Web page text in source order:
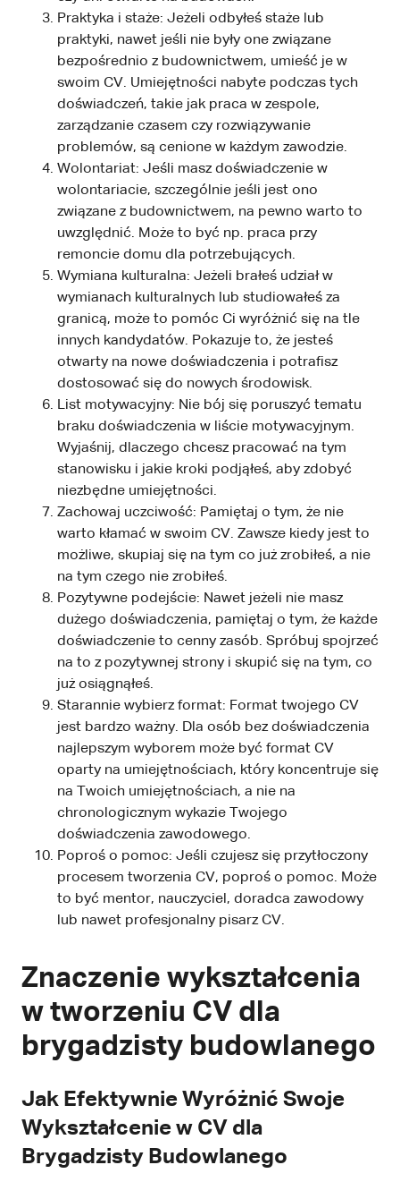
Praktyka i staże: Jeżeli odbyłeś staże lub
praktyki, nawet jeśli nie były one związane
bezpośrednio z budownictwem, umieść je w
swoim CV. Umiejętności nabyte podczas tych
doświadczeń, takie jak praca w zespole,
zarządzanie czasem czy rozwiązywanie
problemów, są cenione w każdym zawodzie.
Wolontariat: Jeśli masz doświadczenie w
wolontariacie, szczególnie jeśli jest ono
związane z budownictwem, na pewno warto to
uwzględnić. Może to być np. praca przy
remoncie domu dla potrzebujących.
Wymiana kulturalna: Jeżeli brałeś udział w
wymianach kulturalnych lub studiowałeś za
granicą, może to pomóc Ci wyróżnić się na tle
innych kandydatów. Pokazuje to, że jesteś
otwarty na nowe doświadczenia i potrafisz
dostosować się do nowych środowisk.
List motywacyjny: Nie bój się poruszyć tematu
braku doświadczenia w liście motywacyjnym.
Wyjaśnij, dlaczego chcesz pracować na tym
stanowisku i jakie kroki podjąłeś, aby zdobyć
niezbędne umiejętności.
Zachowaj uczciwość: Pamiętaj o tym, że nie
warto kłamać w swoim CV. Zawsze kiedy jest to
możliwe, skupiaj się na tym co już zrobiłeś, a nie
na tym czego nie zrobiłeś.
Pozytywne podejście: Nawet jeżeli nie masz
dużego doświadczenia, pamiętaj o tym, że każde
doświadczenie to cenny zasób. Spróbuj spojrzeć
na to z pozytywnej strony i skupić się na tym, co
już osiągnąłeś.
Starannie wybierz format: Format twojego CV
jest bardzo ważny. Dla osób bez doświadczenia
najlepszym wyborem może być format CV
oparty na umiejętnościach, który koncentruje się
na Twoich umiejętnościach, a nie na
chronologicznym wykazie Twojego
doświadczenia zawodowego.
Poproś o pomoc: Jeśli czujesz się przytłoczony
procesem tworzenia CV, poproś o pomoc. Może
to być mentor, nauczyciel, doradca zawodowy
lub nawet profesjonalny pisarz CV.
Znaczenie wykształcenia
w tworzeniu CV dla
brygadzisty budowlanego
Jak Efektywnie Wyróżnić Swoje
Wykształcenie w CV dla
Brygadzisty Budowlanego